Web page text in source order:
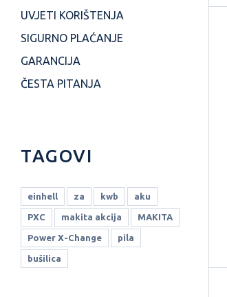
UVJETI KORIŠTENJA
SIGURNO PLAĆANJE
GARANCIJA
ČESTA PITANJA
TAGOVI
einhell za kwb aku
PXC makita akcija MAKITA
Power X-Change pila
bušilica